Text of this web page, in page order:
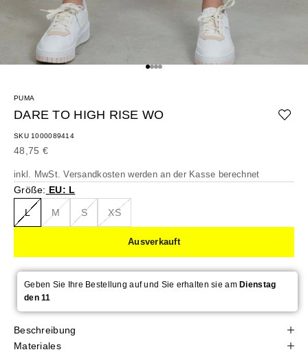
Gehe zu Element 1
Gehe zu Element 2
Gehe zu Element 3
Gehe zu Element 4
PUMA
DARE TO HIGH RISE WO
SKU 1000089414
Angebot
48,75 €
inkl. MwSt.Versandkosten werden an der Kasse berechnet
Größe: EU: L
L M S XS
Ausverkauft
Geben Sie Ihre Bestellung auf und Sie erhalten sie amDienstag
den 11
Beschreibung
Materiales